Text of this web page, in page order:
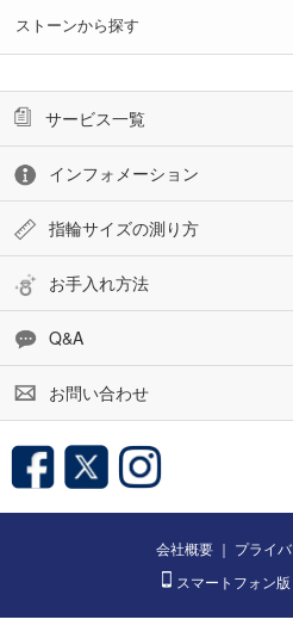
ストーンから探す
サービス一覧
インフォメーション
指輪サイズの測り方
お手入れ方法
Q&A
お問い合わせ
会社概要 ｜ プライ
スマートフォン版